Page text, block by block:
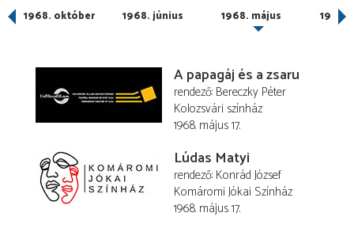
1968. október 1968. június 1968. május 1968.
A papagáj és a zsaru
rendező Bereczky Péter
Kolozsvári színház
1968. május 17.
Lúdas Matyi
rendező Konrád József
Komáromi Jókai Színház
1968. május 17.